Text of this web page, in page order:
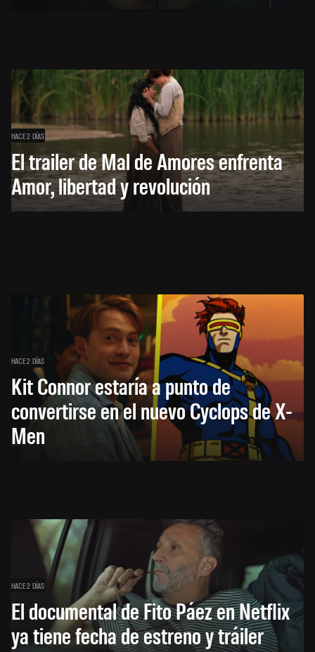
HACE 2 DÍAS
El trailer de Mal de Amores enfrenta
Amor, libertad y revolución
HACE 2 DÍAS
Kit Connor estaría a punto de
convertirse en el nuevo Cyclops de X-
Men
HACE 2 DÍAS
El documental de Fito Páez en Netflix
ya tiene fecha de estreno y tráiler